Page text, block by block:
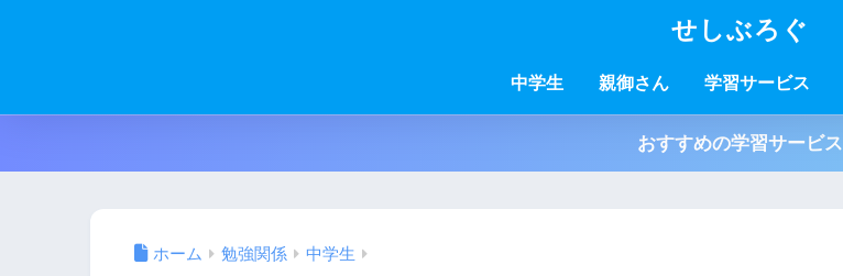
せしぶろぐ
中学生 親御さん 学習サービス
おすすめの学習サービス
ホーム 勉強関係 中学生